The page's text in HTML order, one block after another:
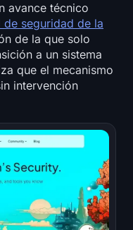
avance técnico
de seguridad de la
de la que solo
a un sistema
que el mecanismo
intervención